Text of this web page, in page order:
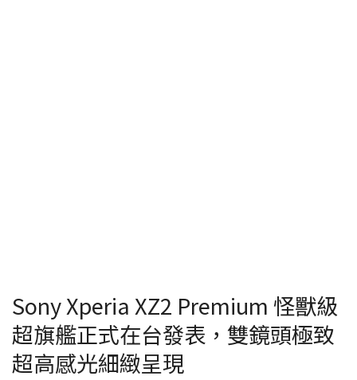
Sony Xperia XZ2 Premium 怪獸級
超旗艦正式在台發表，雙鏡頭極致
超高感光細緻呈現